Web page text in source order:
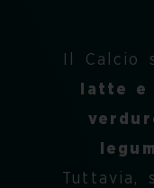
Il Calcio
latte e
Tuttavia,